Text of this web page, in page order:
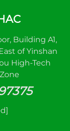
Building A1,
of Yinshan
High-Tech